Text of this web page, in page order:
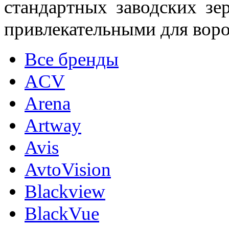
стандартных заводских
привлекательными для
Все бренды
ACV
Arena
Artway
Avis
AvtoVision
Blackview
BlackVue